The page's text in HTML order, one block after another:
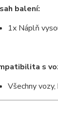
balení:
1x Náplň
s
Všechny